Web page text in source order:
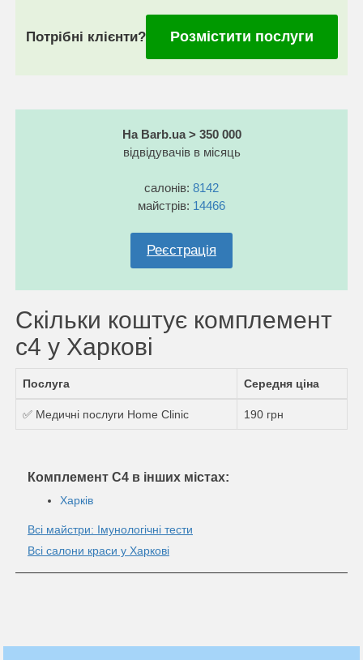
Потрібні клієнти? Розмістити послуги
На Barb.ua > 350 000
відвідувачів в місяць
салонів: 8142
майстрів: 14466
Реєстрація
Скільки коштує комплемент
c4 у Харкові
Послуга Середня ціна
✅ Медичні послуги Home Clinic 190 грн
Комплемент C4 в інших містах:
Харків
Всі майстри: Імунологічні тести
Всі салони краси у Харкові